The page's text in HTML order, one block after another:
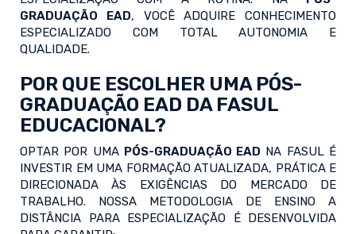
GRADUAÇÃO EAD, VOCÊ ADQUIRE CONHECIMENTO
ESPECIALIZADO COM TOTAL AUTONOMIA E
QUALIDADE.
POR QUE ESCOLHER UMA PÓS-
GRADUAÇÃO EAD DA FASUL
EDUCACIONAL?
OPTAR POR UMA PÓS-GRADUAÇÃO EAD NA FASUL É
INVESTIR EM UMA FORMAÇÃO ATUALIZADA, PRÁTICA E
DIRECIONADA ÀS EXIGÊNCIAS DO MERCADO DE
TRABALHO. NOSSA METODOLOGIA DE ENSINO A
DISTÂNCIA PARA ESPECIALIZAÇÃO É DESENVOLVIDA